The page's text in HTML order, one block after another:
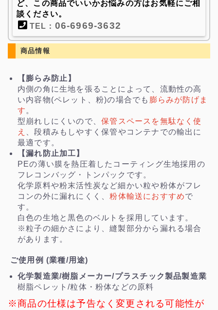
ど、この商品でいいかお悩みの方はお気軽にご相
談ください。
TEL： 06-6969-3632
商品情報
【膨らみ防止】
内側の角に生地を張ることによって、流動性の高
い内容物(ペレット、粉)の場合でも 膨らみが防げま
す 。
型崩れしにくいので、保管スペースを無駄なく使
え
、段積みもしやすく保管やコンテナでの輸出に
最適です。
【漏れ防止加工】
PEの薄い膜を熱圧着したコーティング生地採用の
フレコンバッグ・トンパックです。
化学原料や粉末活性炭など細かい粒や粉体がフレ
コンの外に漏れにくく、粉体輸送におすすめで
す。
白色の生地と黒色のベルトを採用しています。
※粒子の細かさにより、縫製部分から漏れる場合
があります。
ご使用例 (業種/用途)
化学製造業/樹脂メーカー/プラスチック製品製造業
樹脂ペレット/粒体・粉体などの原料
※商品の仕様は予告なく変更される可能性が